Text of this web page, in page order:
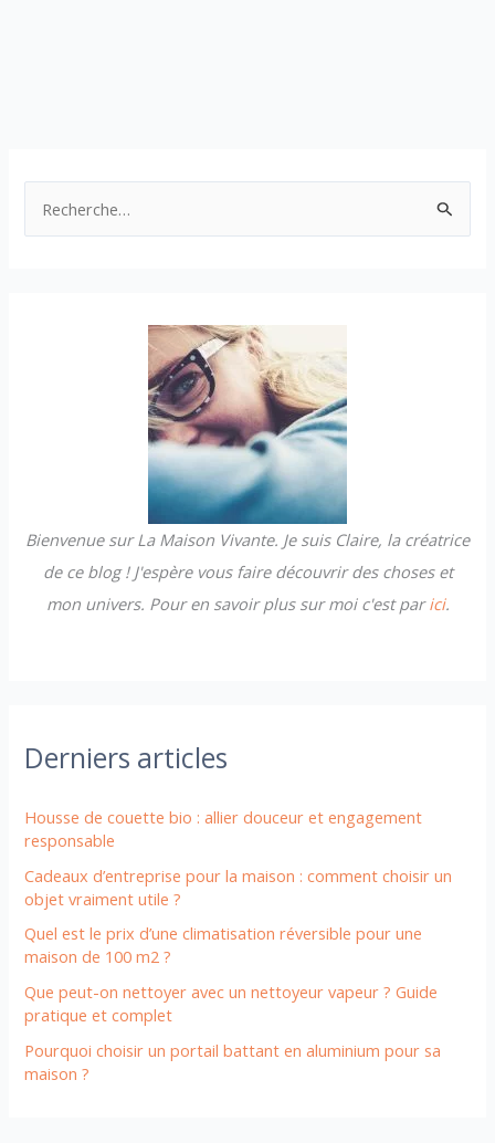
:Bienvenue sur La Maison Vivante. Je suis Claire, la créatrice
de ce blog ! J'espère vous faire découvrir des choses et
mon univers. Pour en savoir plus sur moi c'est parici.
Derniers articles
Housse de couette bio : allier douceur et engagement
responsable
Cadeaux d’entreprise pour la maison : comment choisir un
objet vraiment utile ?
Quel est le prix d’une climatisation réversible pour une
maison de 100 m2 ?
Que peut-on nettoyer avec un nettoyeur vapeur ? Guide
pratique et complet
Pourquoi choisir un portail battant en aluminium pour sa
maison ?